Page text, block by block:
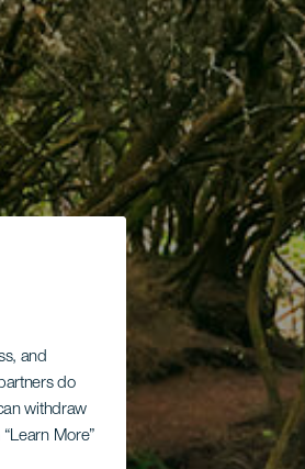
and
do
withdraw
More”